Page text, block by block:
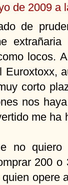
de 2009 a
de
locos.
Euroxtoxx,
corto
nos
me ha
no
200
opere